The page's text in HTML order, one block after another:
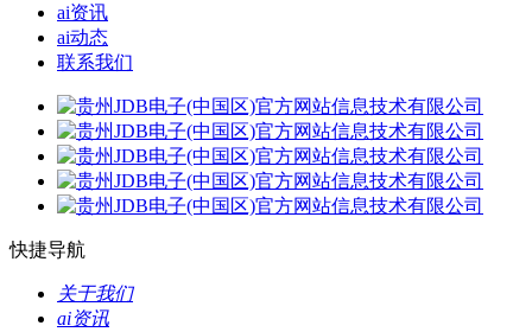
ai资讯
ai动态
联系我们
快捷导航
关于我们
ai资讯